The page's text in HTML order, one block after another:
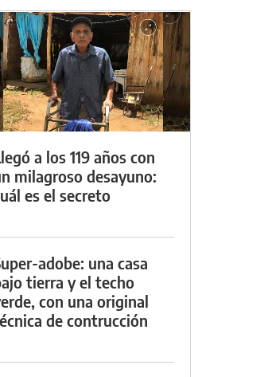
a los 119 años con
milagroso desayuno:
es el secreto
adobe: una casa
tierra y el techo
con una original
de contrucción